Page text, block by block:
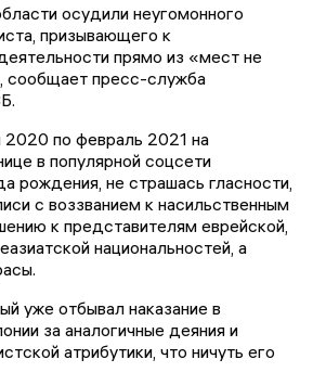
осудили неугомонного
призывающего к
прямо из «мест не
сообщает пресс-служба
2020 по февраль 2021 на
в популярной соцсети
рождения, не страшась гласности,
с воззванием к насильственным
к представителям еврейской,
национальностей, а
уже отбывал наказание в
за аналогичные деяния и
атрибутики, что ничуть его